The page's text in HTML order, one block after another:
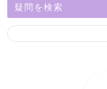
疑問を検索